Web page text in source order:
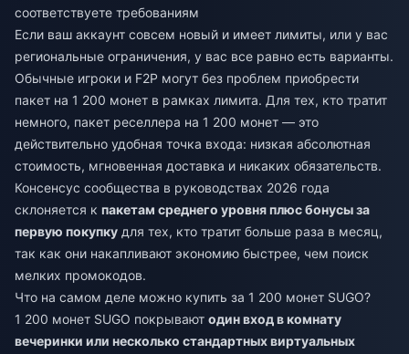
соответствуете требованиям
Если ваш аккаунт совсем новый и имеет лимиты, или у вас
региональные ограничения, у вас все равно есть варианты.
Обычные игроки и F2P могут без проблем приобрести
пакет на 1 200 монет в рамках лимита. Для тех, кто тратит
немного, пакет реселлера на 1 200 монет — это
действительно удобная точка входа: низкая абсолютная
стоимость, мгновенная доставка и никаких обязательств.
Консенсус сообщества в руководствах 2026 года
склоняется к пакетам среднего уровня плюс бонусы за
первую покупку для тех, кто тратит больше раза в месяц,
так как они накапливают экономию быстрее, чем поиск
мелких промокодов.
Что на самом деле можно купить за 1 200 монет SUGO?
1 200 монет SUGO покрывают один вход в комнату
вечеринки или несколько стандартных виртуальных